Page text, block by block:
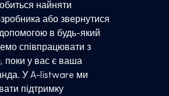
найняти
або звернутися
в будь-який
співпрацювати з
поки у вас є ваша
У A-listware ми
підтримку